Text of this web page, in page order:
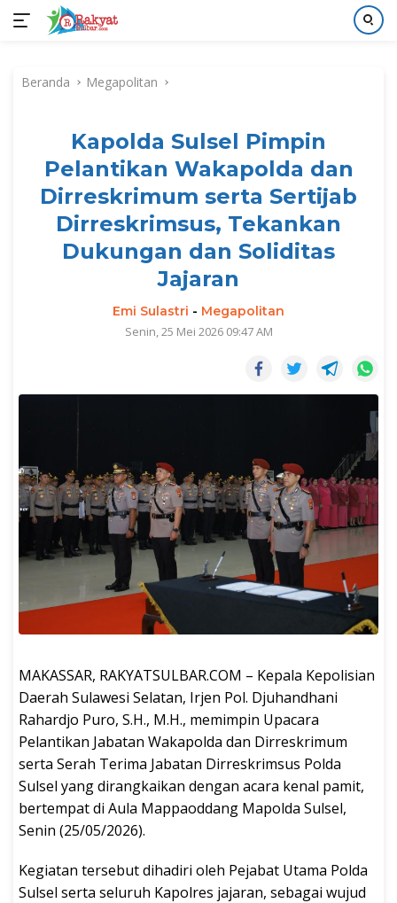
kontenBeranda Megapolitan
Kapolda Sulsel Pimpin
Pelantikan Wakapolda dan
Dirreskrimum serta Sertijab
Dirreskrimsus, Tekankan
Dukungan dan Soliditas
Jajaran
Emi Sulastri - Megapolitan
Senin, 25 Mei 2026 09:47 AM
MAKASSAR, RAKYATSULBAR.COM – Kepala Kepolisian
Daerah Sulawesi Selatan, Irjen Pol. Djuhandhani
Rahardjo Puro, S.H., M.H., memimpin Upacara
Pelantikan Jabatan Wakapolda dan Dirreskrimum
serta Serah Terima Jabatan Dirreskrimsus Polda
Sulsel yang dirangkaikan dengan acara kenal pamit,
bertempat di Aula Mappaoddang Mapolda Sulsel,
Senin (25/05/2026).
Kegiatan tersebut dihadiri oleh Pejabat Utama Polda
Sulsel serta seluruh Kapolres jajaran, sebagai wujud